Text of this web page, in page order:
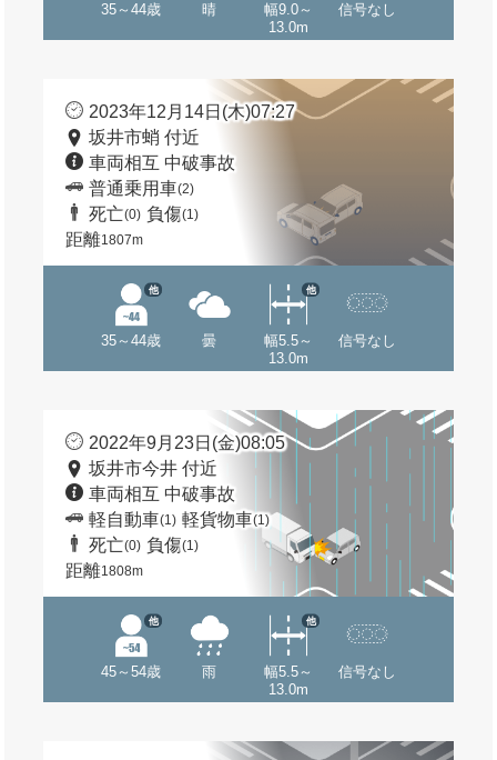
35～44歳 晴
幅9.0～
13.0m
信号なし
2023年12月14日(木)07:27
坂井市蛸 付近
車両相互 中破事故
普通乗用車(2)
死亡(0) 負傷(1)
距離1807m
35～44歳
他
曇
幅5.5～
13.0m
他
信号なし
2022年9月23日(金)08:05
坂井市今井 付近
車両相互 中破事故
軽自動車(1) 軽貨物車(1)
死亡(0) 負傷(1)
距離1808m
45～54歳
他
雨
幅5.5～
13.0m
他
信号なし